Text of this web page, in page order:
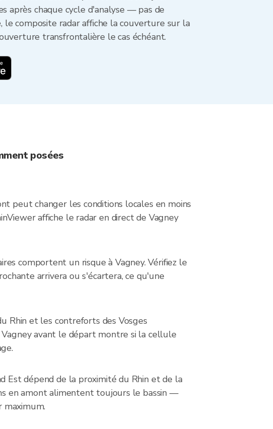
après chaque cycle d'analyse — pas de
le composite radar affiche la couverture sur la
transfrontalière le cas échéant.
posées
peut changer les conditions locales en moins
affiche le radar en direct de Vagney
comportent un risque à Vagney. Vérifiez le
arrivera ou s'écartera, ce qu'une
Rhin et les contreforts des Vosges
avant le départ montre si la cellule
Est dépend de la proximité du Rhin et de la
en amont alimentent toujours le bassin —
maximum.